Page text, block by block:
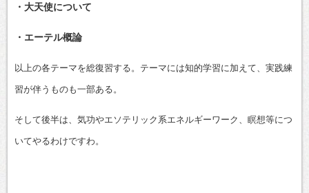
・大天使について
・エーテル概論
以上の各テーマを総復習する。テーマには知的学習に加えて、実践練
習が伴うものも一部ある。
そして後半は、気功やエソテリック系エネルギーワーク、瞑想等につ
いてやるわけですわ。